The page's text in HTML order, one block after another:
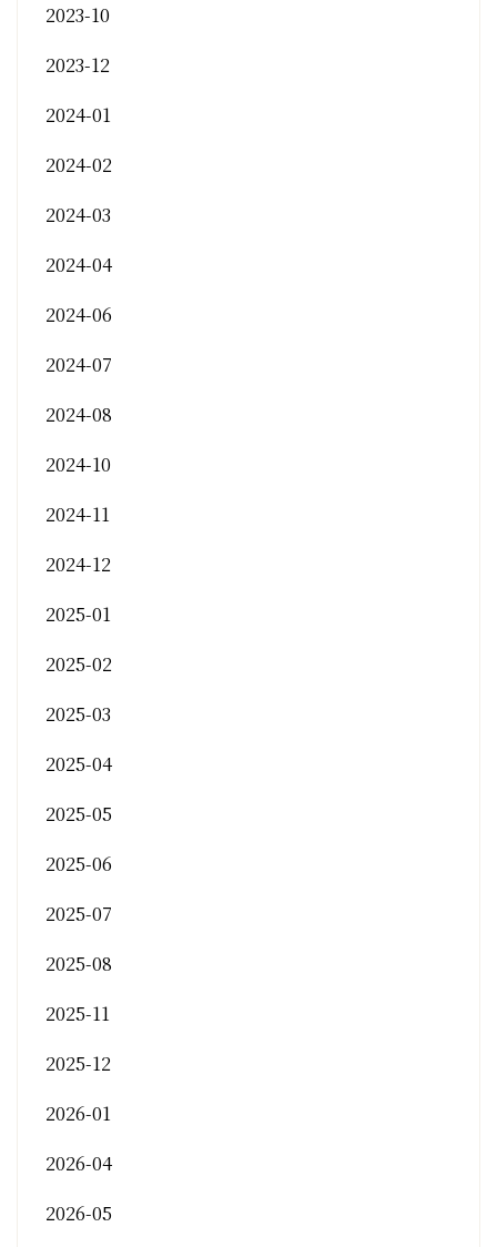
2023-10
2023-12
2024-01
2024-02
2024-03
2024-04
2024-06
2024-07
2024-08
2024-10
2024-11
2024-12
2025-01
2025-02
2025-03
2025-04
2025-05
2025-06
2025-07
2025-08
2025-11
2025-12
2026-01
2026-04
2026-05